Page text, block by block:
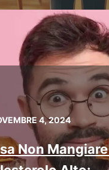
4, 2024
Non